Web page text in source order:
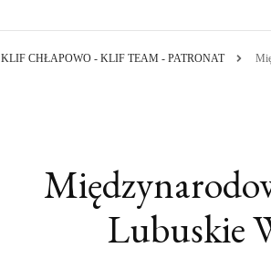
KLIF CHŁAPOWO - KLIF TEAM - PATRONAT
Lubuskie